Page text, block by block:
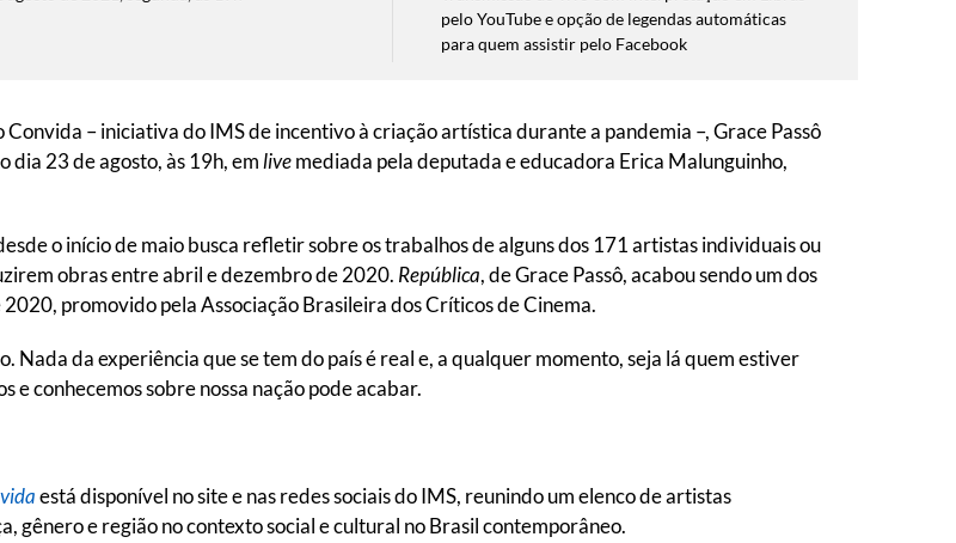
ESCOLA ESCUTA
pelo YouTube e opção de legendas automáticas
para quem assistir pelo Facebook
Convida – iniciativa do IMS de incentivo à criação artística durante a pandemia –, Grace Passô
23 de agosto, às 19h, em livemediada pela deputada e educadora Erica Malunguinho,
o início de maio busca refletir sobre os trabalhos de alguns dos 171 artistas individuais ou
obras entre abril e dezembro de 2020. República, de Grace Passô, acabou sendo um dos
promovido pela Associação Brasileira dos Críticos de Cinema.
Nada da experiência que se tem do país é real e, a qualquer momento, seja lá quem estiver
e conhecemos sobre nossa nação pode acabar.
está disponível no site e nas redes sociais do IMS, reunindo um elenco de artistas
e região no contexto social e cultural no Brasil contemporâneo.